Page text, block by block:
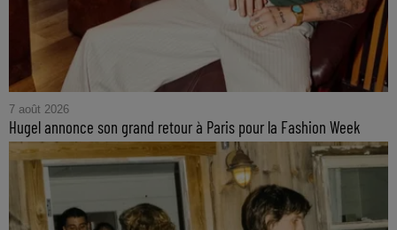
7 août 2026
Hugel annonce son grand retour à Paris pour la Fashion Week